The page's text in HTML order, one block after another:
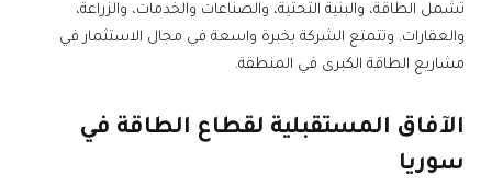
تشمل الطاقة، والبنية التحتية، والصناعات والخدمات، والزراعة،
والعقارات. وتتمتع الشركة بخبرة واسعة في مجال الاستثمار في
مشاريع الطاقة الكبرى في المنطقة.
الآفاق المستقبلية لقطاع الطاقة في
سوريا